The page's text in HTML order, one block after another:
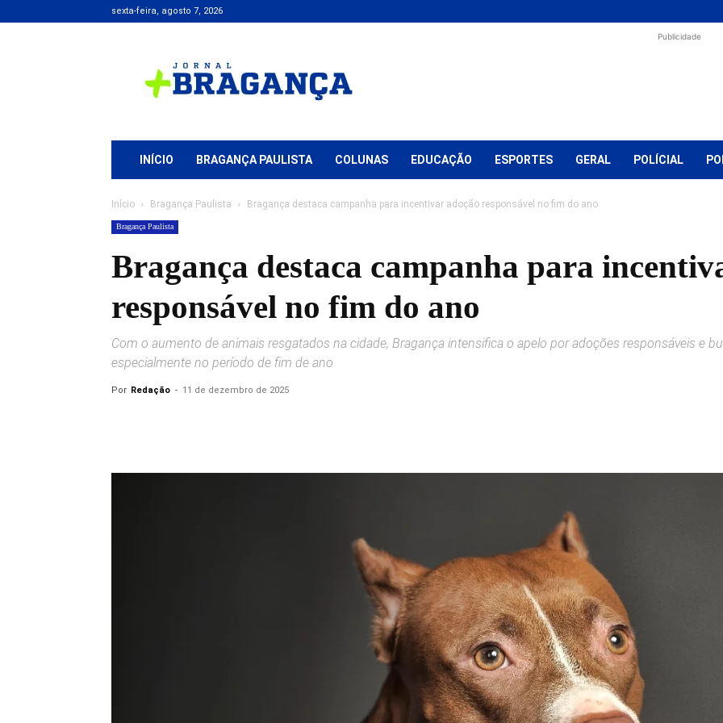
sexta-feira, agosto 7, 2026
+
Bragança
Publicidade
INÍCIO BRAGANÇA PAULISTA COLUNAS EDUCAÇÃO ESPORTES GERAL POLÍCIAL
Início Bragança Paulista Bragança destaca campanha para incentivar adoção responsável no fim do ano
Bragança Paulista
Bragança destaca campanha para
responsável no fim do ano
Com o aumento de animais resgatados na cidade, Bragança intensifica o apelo por adoções responsáveis e
especialmente no período de fim de ano
Por Redação - 11 de dezembro de 2025